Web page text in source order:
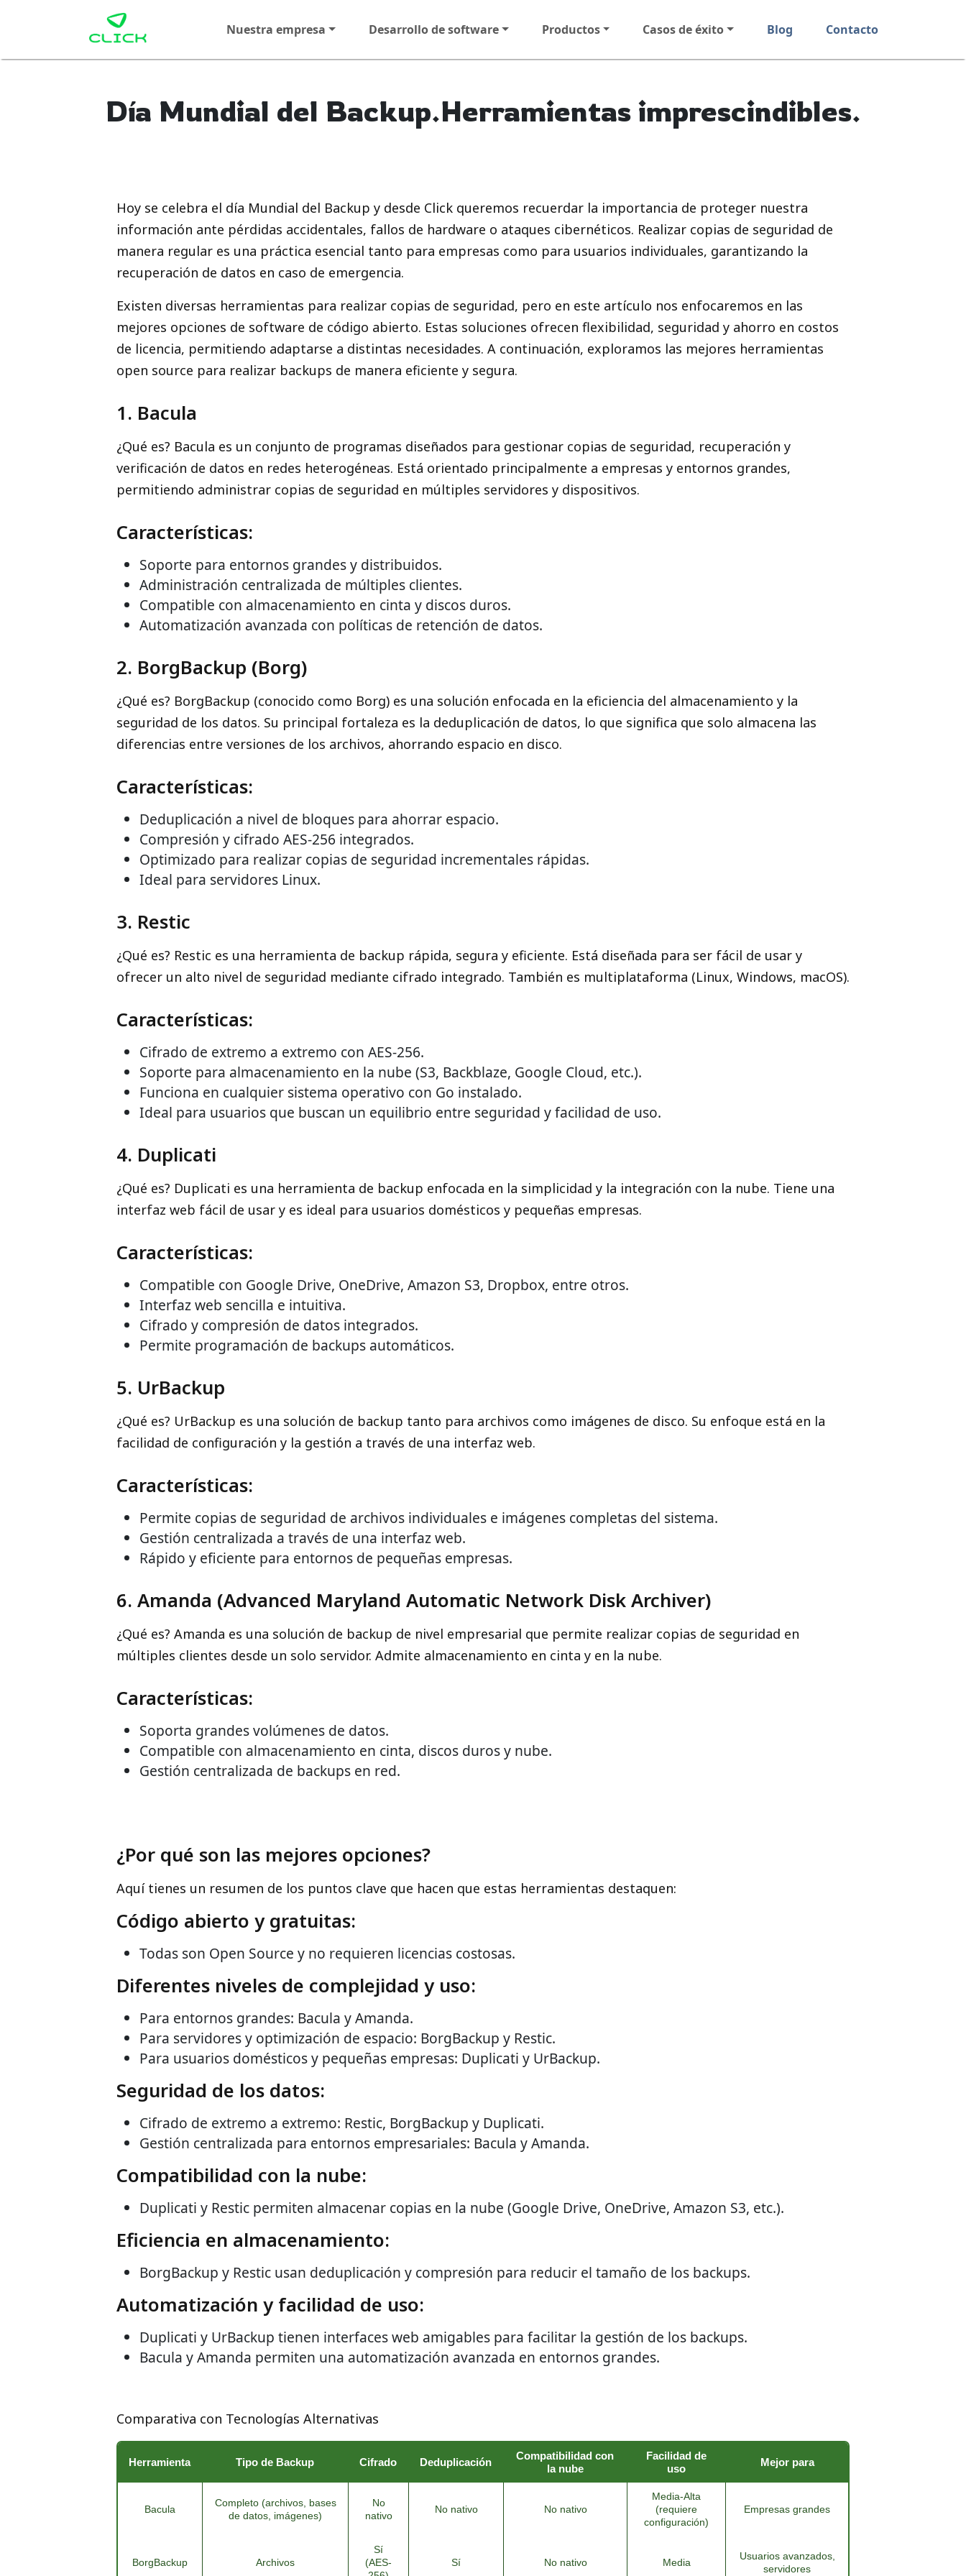
Nuestra empresa Desarrollo de software Productos Casos de éxito Blog Contacto
Día Mundial del Backup.Herramientas imprescindibles.
Hoy se celebra el día Mundial del Backup y desde Click queremos recuerdar la importancia de proteger nuestra
información ante pérdidas accidentales, fallos de hardware o ataques cibernéticos. Realizar copias de seguridad de
manera regular es una práctica esencial tanto para empresas como para usuarios individuales, garantizando la
recuperación de datos en caso de emergencia.
Existen diversas herramientas para realizar copias de seguridad, pero en este artículo nos enfocaremos en las
mejores opciones de software de código abierto. Estas soluciones ofrecen flexibilidad, seguridad y ahorro en costos
de licencia, permitiendo adaptarse a distintas necesidades. A continuación, exploramos las mejores herramientas
open source para realizar backups de manera eficiente y segura.
1. Bacula
¿Qué es? Bacula es un conjunto de programas diseñados para gestionar copias de seguridad, recuperación y
verificación de datos en redes heterogéneas. Está orientado principalmente a empresas y entornos grandes,
permitiendo administrar copias de seguridad en múltiples servidores y dispositivos.
Características:
Soporte para entornos grandes y distribuidos.
Administración centralizada de múltiples clientes.
Compatible con almacenamiento en cinta y discos duros.
Automatización avanzada con políticas de retención de datos.
2. BorgBackup (Borg)
¿Qué es? BorgBackup (conocido como Borg) es una solución enfocada en la eficiencia del almacenamiento y la
seguridad de los datos. Su principal fortaleza es la deduplicación de datos, lo que significa que solo almacena las
diferencias entre versiones de los archivos, ahorrando espacio en disco.
Características:
Deduplicación a nivel de bloques para ahorrar espacio.
Compresión y cifrado AES-256 integrados.
Optimizado para realizar copias de seguridad incrementales rápidas.
Ideal para servidores Linux.
3. Restic
¿Qué es? Restic es una herramienta de backup rápida, segura y eficiente. Está diseñada para ser fácil de usar y
ofrecer un alto nivel de seguridad mediante cifrado integrado. También es multiplataforma (Linux, Windows, macOS).
Características:
Cifrado de extremo a extremo con AES-256.
Soporte para almacenamiento en la nube (S3, Backblaze, Google Cloud, etc.).
Funciona en cualquier sistema operativo con Go instalado.
Ideal para usuarios que buscan un equilibrio entre seguridad y facilidad de uso.
4. Duplicati
¿Qué es? Duplicati es una herramienta de backup enfocada en la simplicidad y la integración con la nube. Tiene una
interfaz web fácil de usar y es ideal para usuarios domésticos y pequeñas empresas.
Características:
Compatible con Google Drive, OneDrive, Amazon S3, Dropbox, entre otros.
Interfaz web sencilla e intuitiva.
Cifrado y compresión de datos integrados.
Permite programación de backups automáticos.
5. UrBackup
¿Qué es? UrBackup es una solución de backup tanto para archivos como imágenes de disco. Su enfoque está en la
facilidad de configuración y la gestión a través de una interfaz web.
Características:
Permite copias de seguridad de archivos individuales e imágenes completas del sistema.
Gestión centralizada a través de una interfaz web.
Rápido y eficiente para entornos de pequeñas empresas.
6. Amanda (Advanced Maryland Automatic Network Disk Archiver)
¿Qué es? Amanda es una solución de backup de nivel empresarial que permite realizar copias de seguridad en
múltiples clientes desde un solo servidor. Admite almacenamiento en cinta y en la nube.
Características:
Soporta grandes volúmenes de datos.
Compatible con almacenamiento en cinta, discos duros y nube.
Gestión centralizada de backups en red.
¿Por qué son las mejores opciones?
Aquí tienes un resumen de los puntos clave que hacen que estas herramientas destaquen:
Código abierto y gratuitas:
Todas son Open Source y no requieren licencias costosas.
Diferentes niveles de complejidad y uso:
Para entornos grandes: Bacula y Amanda.
Para servidores y optimización de espacio: BorgBackup y Restic.
Para usuarios domésticos y pequeñas empresas: Duplicati y UrBackup.
Seguridad de los datos:
Cifrado de extremo a extremo: Restic, BorgBackup y Duplicati.
Gestión centralizada para entornos empresariales: Bacula y Amanda.
Compatibilidad con la nube:
Duplicati y Restic permiten almacenar copias en la nube (Google Drive, OneDrive, Amazon S3, etc.).
Eficiencia en almacenamiento:
BorgBackup y Restic usan deduplicación y compresión para reducir el tamaño de los backups.
Automatización y facilidad de uso:
Duplicati y UrBackup tienen interfaces web amigables para facilitar la gestión de los backups.
Bacula y Amanda permiten una automatización avanzada en entornos grandes.
Comparativa con Tecnologías Alternativas
Herramienta Tipo de Backup Cifrado Deduplicación
Compatibilidad con
la nube
Facilidad de
uso
Mejor para
Bacula
Completo (archivos, bases
de datos, imágenes)
No
nativo
No nativo No nativo
Media-Alta
(requiere
configuración)
Empresas grandes
BorgBackup Archivos
Sí
(AES-
Sí No nativo Media
Usuarios avanzados,
servidores